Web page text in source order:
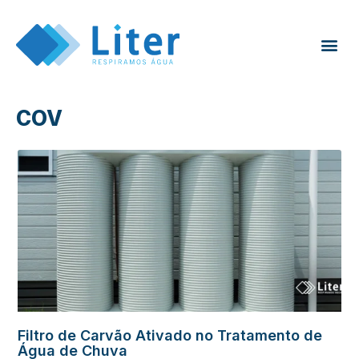
COV
Filtro de Carvão Ativado no Tratamento de
Água de Chuva